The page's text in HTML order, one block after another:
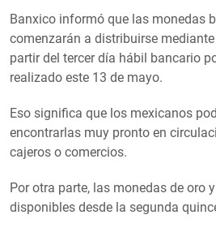
Banxico informó que las monedas
comenzarán a distribuirse
partir del tercer día hábil bancario
realizado este 13 de mayo.
Eso significa que los mexicanos
encontrarlas muy pronto en
cajeros o comercios.
Por otra parte, las monedas de oro
disponibles desde la segunda